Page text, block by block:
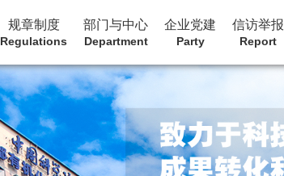
规章制度
Regulations
部门与中心
Department
企业党建
Party
信访举报
Report